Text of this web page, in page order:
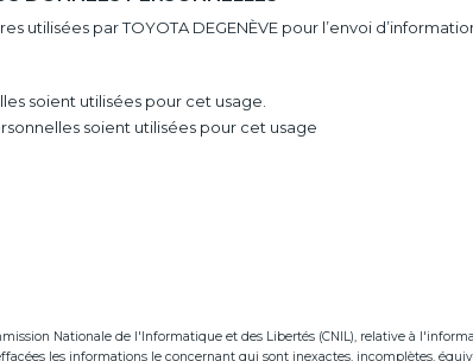
utilisées par TOYOTA DEGENÈVE pour l’envoi
soient utilisées pour cet usage.
soient utilisées pour cet usage
Nationale de l'Informatique et des Libertés (CNIL), relative à
les informations le concernant qui sont inexactes, incomplètes,